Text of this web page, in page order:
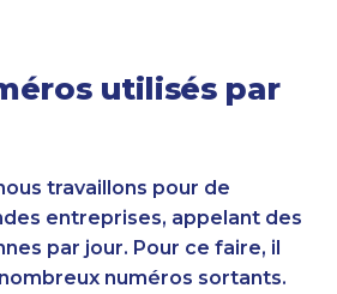
utilisés par
travaillons pour de
entreprises, appelant des
par jour. Pour ce faire, il
numéros sortants.